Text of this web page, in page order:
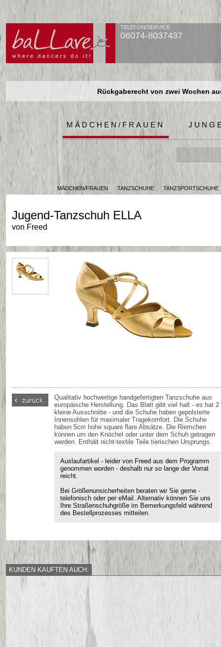
TELEFON/SERVICE
06074-8037437
Rückgaberecht von zwei Wochen
Rückgaberecht von zwei Wochen
MÄDCHEN/FRAUEN
MÄDCHEN/FRAUEN TANZSCHUHE TANZSPORTSCHUHE
Jugend-Tanzschuh ELLA
von Freed
Qualitativ hochwertige handgefertigten Tanzschuhe aus
europäische Herstellung. Das Blatt gibt viel halt - es hat 2
kleine Ausschnitte - und die Schuhe haben gepolsterte
Innensohlen für maximaler Tragekomfort. Die Schuhe
haben 5cm hohe square flare Absätze. Die Riemchen
können um den Knöchel oder unter dem Schuh getragen
werden. Enthält nicht-textile Teile tierischen Ursprungs.
Auslaufartikel - leider von Freed aus dem Programm
genommen worden - deshalb nur so lange der Vorrat
reicht.
Bei Größenunsicherheiten beraten wir Sie gerne -
telefonisch oder per eMail. Alternativ können Sie uns
Ihre Straßenschuhgröße im Bemerkungsfeld während
des Bestellprozesses mitteilen.
KUNDEN KAUFTEN AUCH: